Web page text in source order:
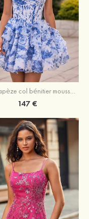
Robe trapèze col bénitier mousseline courte/mini robe de fête de la rentrée avec appliqué
147 €